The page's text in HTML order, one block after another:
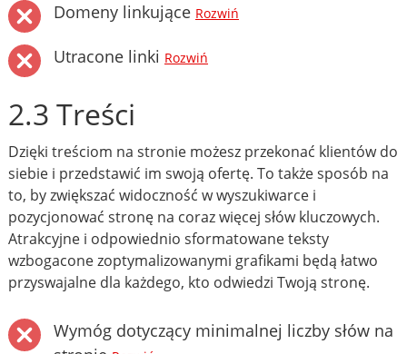
Domeny linkujące Rozwiń
Utracone linki Rozwiń
2.3 Treści
Dzięki treściom na stronie możesz przekonać klientów do
siebie i przedstawić im swoją ofertę. To także sposób na
to, by zwiększać widoczność w wyszukiwarce i
pozycjonować stronę na coraz więcej słów kluczowych.
Atrakcyjne i odpowiednio sformatowane teksty
wzbogacone zoptymalizowanymi grafikami będą łatwo
przyswajalne dla każdego, kto odwiedzi Twoją stronę.
Wymóg dotyczący minimalnej liczby słów na